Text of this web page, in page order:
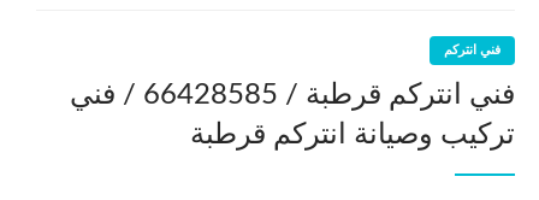
فني انتركم
فني انتركم قرطبة / 66428585 / فني
تركيب وصيانة انتركم قرطبة